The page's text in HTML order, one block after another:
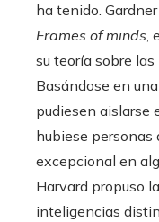
ha tenido.
Frames of minds,
su teoría sobre
Basándose en
pudiesen aislarse
hubiese personas
excepcional en
Harvard propuso
inteligencias